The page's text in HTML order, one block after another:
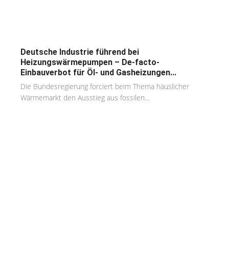
Deutsche Industrie führend bei
Heizungswärmepumpen – De-facto-
Einbauverbot für Öl- und Gasheizungen...
Die Bundesregierung forciert beim Thema häuslicher
Wärmemarkt den Ausstieg aus fossilen...